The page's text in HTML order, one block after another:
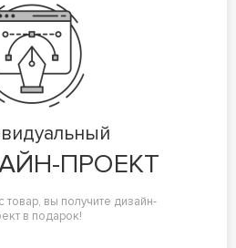
ПРОЕКТ
товар, вы получите дизайн-
в подарок!